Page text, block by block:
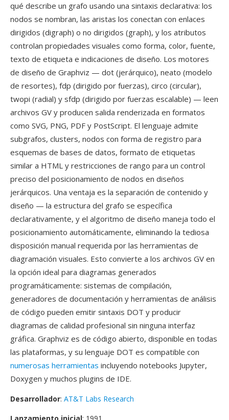
qué describe un grafo usando una sintaxis declarativa: los
nodos se nombran, las aristas los conectan con enlaces
dirigidos (digraph) o no dirigidos (graph), y los atributos
controlan propiedades visuales como forma, color, fuente,
texto de etiqueta e indicaciones de diseño. Los motores
de diseño de Graphviz — dot (jerárquico), neato (modelo
de resortes), fdp (dirigido por fuerzas), circo (circular),
twopi (radial) y sfdp (dirigido por fuerzas escalable) — leen
archivos GV y producen salida renderizada en formatos
como SVG, PNG, PDF y PostScript. El lenguaje admite
subgrafos, clusters, nodos con forma de registro para
esquemas de bases de datos, formato de etiquetas
similar a HTML y restricciones de rango para un control
preciso del posicionamiento de nodos en diseños
jerárquicos. Una ventaja es la separación de contenido y
diseño — la estructura del grafo se específica
declarativamente, y el algoritmo de diseño maneja todo el
posicionamiento automáticamente, eliminando la tediosa
disposición manual requerida por las herramientas de
diagramación visuales. Esto convierte a los archivos GV en
la opción ideal para diagramas generados
programáticamente: sistemas de compilación,
generadores de documentación y herramientas de análisis
de código pueden emitir sintaxis DOT y producir
diagramas de calidad profesional sin ninguna interfaz
gráfica. Graphviz es de código abierto, disponible en todas
las plataformas, y su lenguaje DOT es compatible con
numerosas herramientas incluyendo notebooks Jupyter,
Doxygen y muchos plugins de IDE.
Desarrollador: AT&T Labs Research